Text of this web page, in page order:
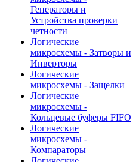
Генераторы и
Устройства проверки
четности
Логические
микросхемы - Затворы и
Инверторы
Логические
микросхемы - Защелки
Логические
микросхемы -
Кольцевые буферы FIFO
Логические
микросхемы -
Компараторы